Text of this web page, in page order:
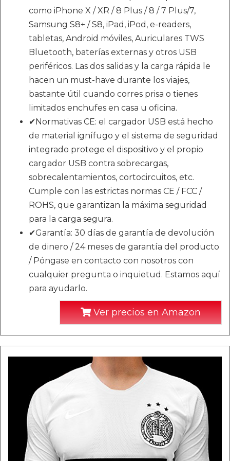
como iPhone X / XR / 8 Plus / 8 / 7 Plus/7,
Samsung S8+ / S8, iPad, iPod, e-readers,
tabletas, Android móviles, Auriculares TWS
Bluetooth, baterías externas y otros USB
periféricos. Las dos salidas y la carga rápida le
hacen un must-have durante los viajes,
bastante útil cuando corres prisa o tienes
limitados enchufes en casa u oficina.
✔Normativas CE: el cargador USB está hecho
de material ignífugo y el sistema de seguridad
integrado protege el dispositivo y el propio
cargador USB contra sobrecargas,
sobrecalentamientos, cortocircuitos, etc.
Cumple con las estrictas normas CE / FCC /
ROHS, que garantizan la máxima seguridad
para la carga segura.
✔Garantía: 30 días de garantía de devolución
de dinero / 24 meses de garantía del producto
/ Póngase en contacto con nosotros con
cualquier pregunta o inquietud. Estamos aquí
para ayudarlo.
Ver precios en Amazon